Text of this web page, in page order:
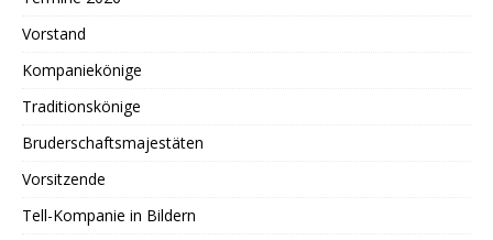
Vorstand
Kompaniekönige
Traditionskönige
Bruderschaftsmajestäten
Vorsitzende
Tell-Kompanie in Bildern